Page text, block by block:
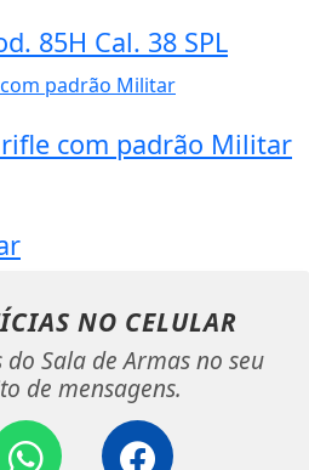
85H Cal. 38 SPL
com padrão Militar
NO CELULAR
Sala de Armas no seu
de mensagens.